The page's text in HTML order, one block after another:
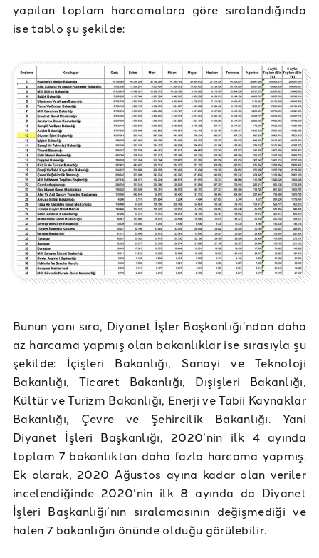
yapılan toplam harcamalara göre sıralandığında
ise tablo şu şekilde:
Bunun yanı sıra, Diyanet İşler Başkanlığı’ndan daha
az harcama yapmış olan bakanlıklar ise sırasıyla şu
şekilde: İçişleri Bakanlığı, Sanayi ve Teknoloji
Bakanlığı, Ticaret Bakanlığı, Dışişleri Bakanlığı,
Kültür ve Turizm Bakanlığı, Enerji ve Tabii Kaynaklar
Bakanlığı, Çevre ve Şehircilik Bakanlığı. Yani
Diyanet İşleri Başkanlığı, 2020’nin ilk 4 ayında
toplam 7 bakanlıktan daha fazla harcama yapmış.
Ek olarak, 2020 Ağustos ayına kadar olan veriler
incelendiğinde 2020’nin ilk 8 ayında da Diyanet
İşleri Başkanlığı’nın sıralamasının değişmediği ve
halen 7 bakanlığın önünde olduğu görülebilir.